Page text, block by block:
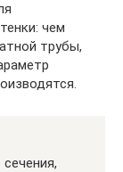
чем
трубы,